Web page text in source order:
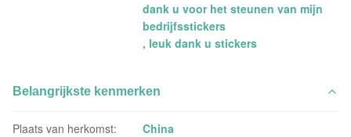
dank u voor het steunen van mijn
bedrijfsstickers
, leuk dank u stickers
Belangrijkste kenmerken
Plaats van herkomst: China